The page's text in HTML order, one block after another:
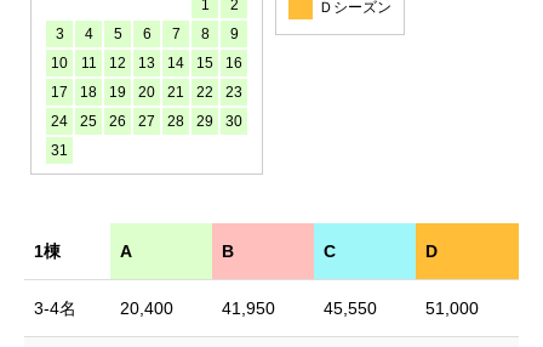
1
2
3
4 5 6 7 8
9
10
11 12 13 14 15
16
17
18 19 20 21 22
23
24
25 26 27 28 29
30
31
Ｄシーズン
1棟 A B C D
3-4名 20,400 41,950 45,550 51,000